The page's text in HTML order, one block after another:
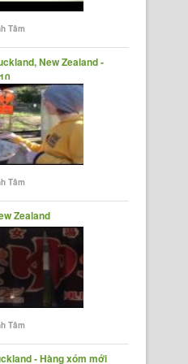
Tâm
New Zealand -
Tâm
Zealand
Tâm
- Hàng xóm mới